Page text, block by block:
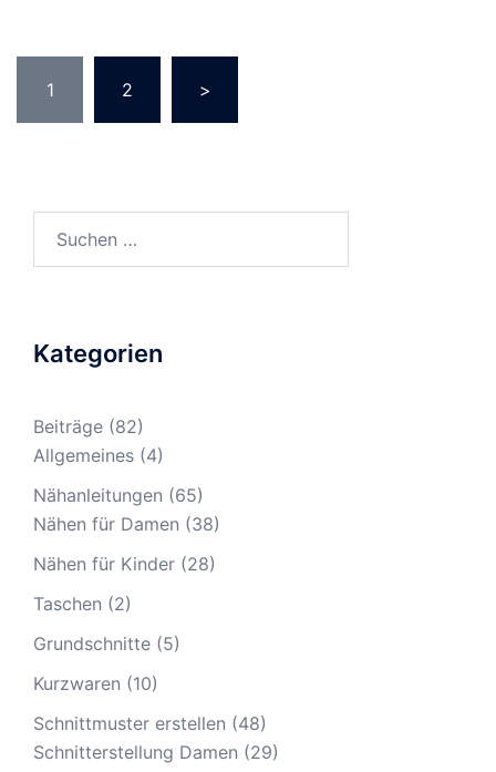
der
Beiträge
1 2 >
nach:
Kategorien
Beiträge (82)
Allgemeines (4)
Nähanleitungen (65)
Nähen für Damen (38)
Nähen für Kinder (28)
Taschen (2)
Grundschnitte (5)
Kurzwaren (10)
Schnittmuster erstellen (48)
Schnitterstellung Damen (29)